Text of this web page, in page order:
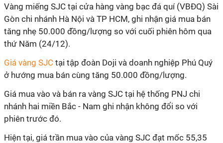
Vàng miếng SJC tại cửa hàng vàng bạc đá quí (VBĐQ) Sài
Gòn chi nhánh Hà Nội và TP HCM, ghi nhận giá mua bán
tăng nhẹ 50.000 đồng/lượng so với cuối phiên hôm qua
thứ Năm (24/12).
Giá vàng SJC tại tập đoàn Doji và doanh nghiệp Phú Quý
ở hướng mua bán cùng tăng 50.000 đồng/lượng.
Giá mua vào và bán ra vàng SJC tại hệ thống PNJ chi
nhánh hai miền Bắc - Nam ghi nhận không đổi so với
phiên trước đó.
Hiện tại, giá trần mua vào của vàng SJC đạt mốc 55,35